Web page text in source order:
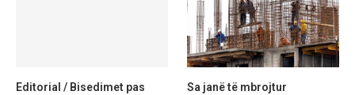
Editorial / Bisedimet pas
Sa janë të mbrojtur